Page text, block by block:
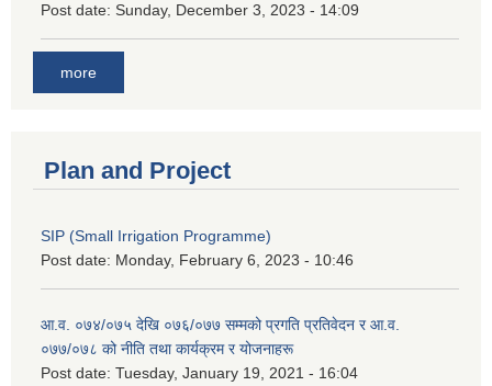
Post date: Sunday, December 3, 2023 - 14:09
more
Plan and Project
SIP (Small Irrigation Programme)
Post date: Monday, February 6, 2023 - 10:46
आ.व. ०७४/०७५ देखि ०७६/०७७ सम्मको प्रगति प्रतिवेदन र आ.व.
०७७/०७८ को नीति तथा कार्यक्रम र योजनाहरू
Post date: Tuesday, January 19, 2021 - 16:04